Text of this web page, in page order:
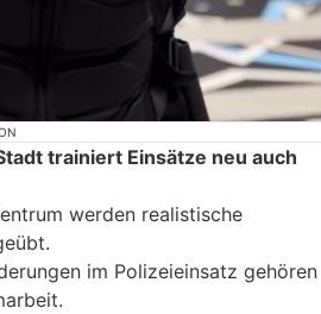
trainiert Einsätze neu auch
werden realistische
im Polizeieinsatz gehören